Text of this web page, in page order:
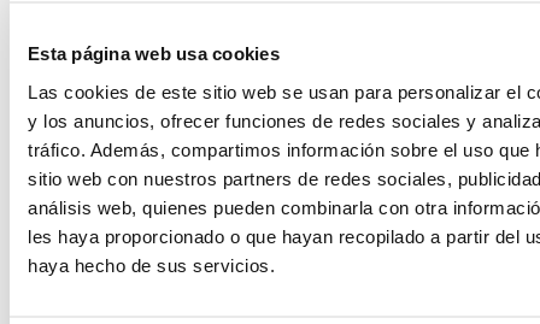
Esta página web usa cookies
Las cookies de este sitio web se usan para personalizar el
y los anuncios, ofrecer funciones de redes sociales y
tráfico. Además, compartimos información sobre el uso que
sitio web con nuestros partners de redes sociales,
análisis web, quienes pueden combinarla con otra
les haya proporcionado o que hayan recopilado a partir del
haya hecho de sus servicios.
Inspiration gallery
Back Next